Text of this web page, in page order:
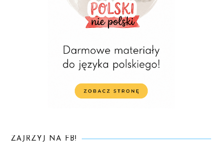
ZAJRZYJ NA FB!